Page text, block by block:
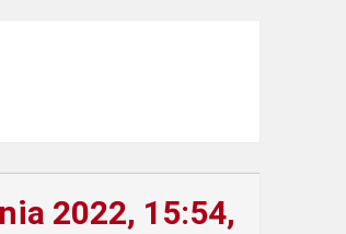
2022, 15:54,